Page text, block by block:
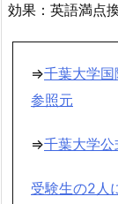
効果：英語満点換
⇒千葉大学
参照元
⇒千葉大学
受験生の2人